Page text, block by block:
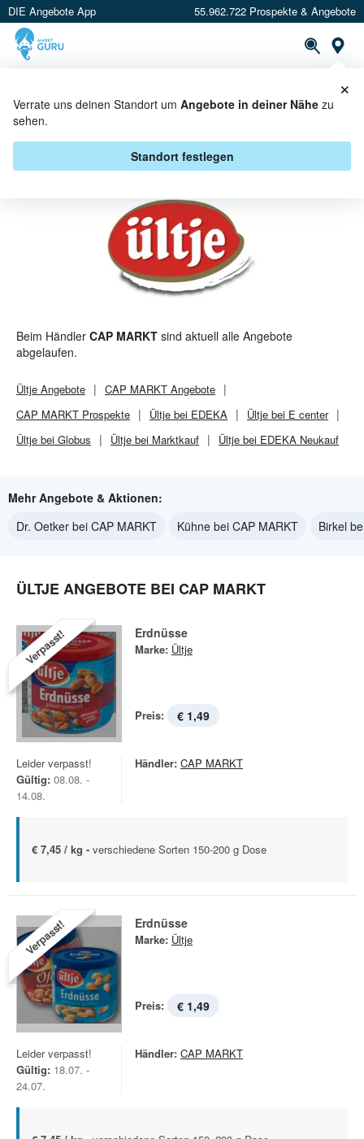
DIE Angebote App 55.962.722 Prospekte & Angebote
Verrate uns deinen Standort um Angebote in deiner Nähe zu
sehen.
Standort festlegen
×
ÜLTJE BEI CAP MARKT -
ANGEBOTE & AKTIONEN
Beim Händler CAP MARKT sind aktuell alle Angebote
abgelaufen.
Ültje Angebote CAP MARKT Angebote
CAP MARKT Prospekte Ültje bei EDEKA
Ültje bei E center
Ültje bei Globus
Ültje bei Marktkauf Ültje bei EDEKA Neukauf
Mehr Angebote & Aktionen:
Dr. Oetker bei CAP MARKT
Kühne bei CAP MARKT Birkel
ÜLTJE ANGEBOTE BEI CAP MARKT
Verpasst! Erdnüsse
Marke: Ültje
Preis: € 1,49
Leider verpasst!
Gültig: 08.08. -
14.08.
Händler: CAP MARKT
€ 7,45 / kg - verschiedene Sorten 150-200 g Dose
Verpasst! Erdnüsse
Marke: Ültje
Preis: € 1,49
Leider verpasst!
Gültig: 18.07. -
24.07.
Händler: CAP MARKT